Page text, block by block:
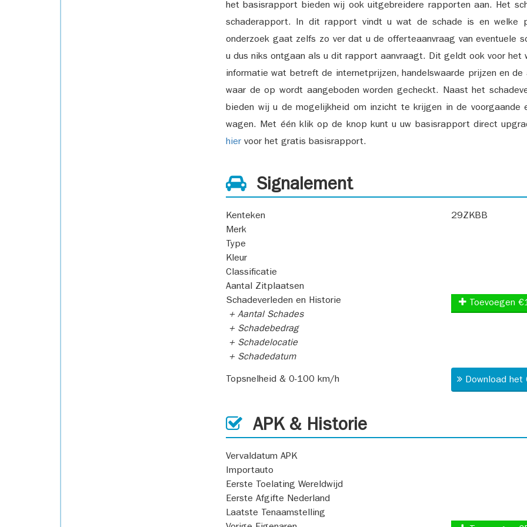
het basisrapport bieden wij ook uitgebreidere rapporten aan. Het
schaderapport. In dit rapport vindt u wat de schade is en welke
onderzoek gaat zelfs zo ver dat u de offerteaanvraag van eventuele
u dus niks ontgaan als u dit rapport aanvraagt. Dit geldt ook voor
informatie wat betreft de internetprijzen, handelswaarde prijzen en
waar de op wordt aangeboden worden gecheckt. Naast het
bieden wij u de mogelijkheid om inzicht te krijgen in de voorgaande
wagen. Met één klik op de knop kunt u uw basisrapport direct
hier voor het gratis basisrapport.
Signalement
Kenteken
29ZKBB
Merk
Type
Kleur
Classificatie
Aantal Zitplaatsen
Schadeverleden en Historie
+ Aantal Schades
+ Schadebedrag
+ Schadelocatie
+ Schadedatum
Toevoegen
Topsnelheid & 0-100 km/h Download
APK & Historie
Vervaldatum APK
Importauto
Eerste Toelating Wereldwijd
Eerste Afgifte Nederland
Laatste Tenaamstelling